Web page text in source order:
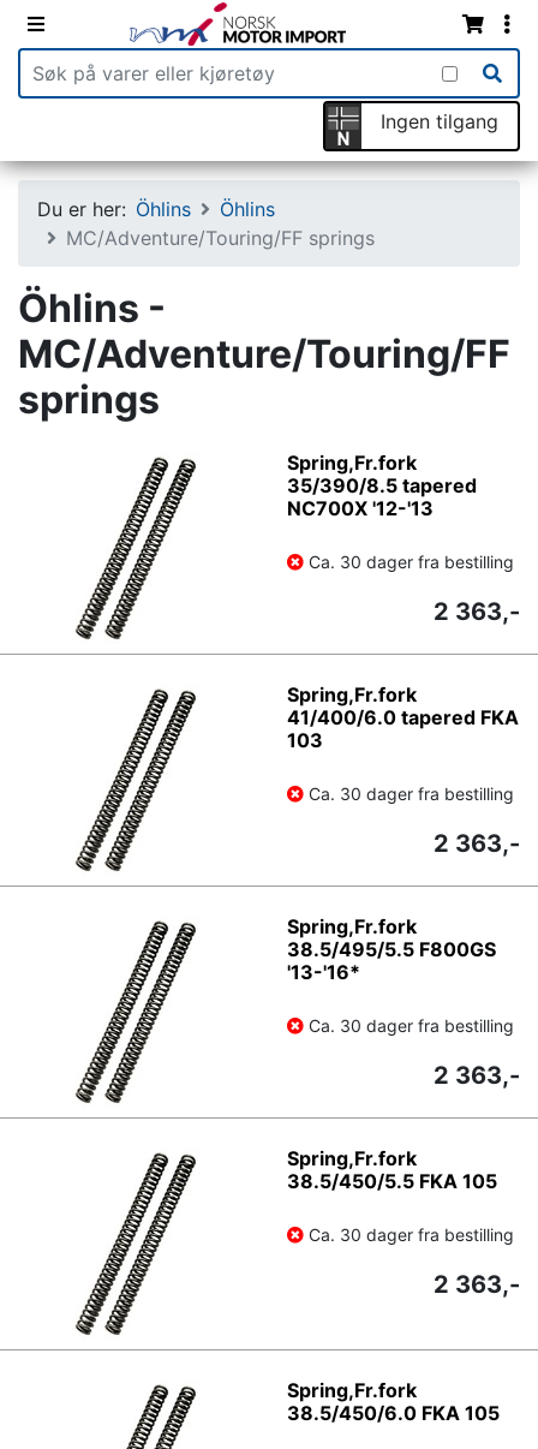
Ingen tilgang
Du er her: Öhlins
Öhlins
MC/Adventure/Touring/FF springs
Öhlins -
MC/Adventure/Touring/FF
springs
Spring,Fr.fork
35/390/8.5 tapered
NC700X '12-'13
Ca. 30 dager fra bestilling
2 363,-
Spring,Fr.fork
41/400/6.0 tapered FKA
103
Ca. 30 dager fra bestilling
2 363,-
Spring,Fr.fork
38.5/495/5.5 F800GS
'13-'16*
Ca. 30 dager fra bestilling
2 363,-
Spring,Fr.fork
38.5/450/5.5 FKA 105
Ca. 30 dager fra bestilling
2 363,-
Spring,Fr.fork
38.5/450/6.0 FKA 105